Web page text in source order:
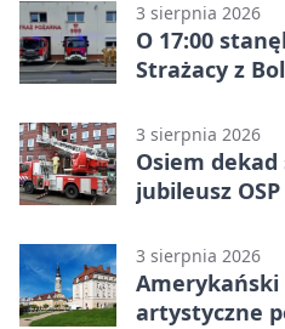
3 sierpnia 2026
O 17:00
Strażacy z
3 sierpnia 2026
Osiem dekad
jubileusz OSP
3 sierpnia 2026
Amerykański
artystyczne